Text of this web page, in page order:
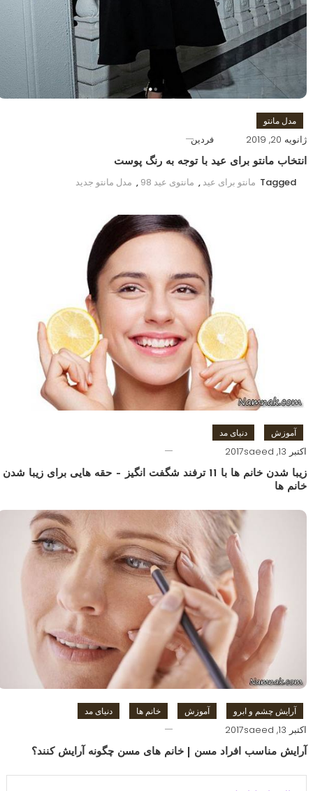
مدل مانتو
ژانویه 20, 2019 فردین
انتخاب مانتو برای عید با توجه به رنگ پوست
Tagged مانتو برای عید , مانتوی عید 98 , مدل مانتو جدید
آموزش دنیای مد
اکتبر 13, 2017 saeed
زیبا شدن خانم ها با 11 ترفند شگفت انگیز – حقه هایی برای زیبا شدن
خانم ها
آرایش چشم و ابرو آموزش خانم ها دنیای مد
اکتبر 13, 2017 saeed
آرایش مناسب افراد مسن | خانم های مسن چگونه آرایش کنند؟